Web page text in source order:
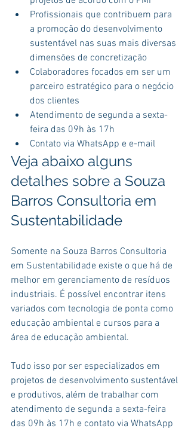
Profissionais que contribuem para
a promoção do desenvolvimento
sustentável nas suas mais diversas
dimensões de concretização
Colaboradores focados em ser um
parceiro estratégico para o negócio
dos clientes
Atendimento de segunda a sexta-
feira das 09h às 17h
Contato via WhatsApp e e-mail
Veja abaixo alguns
detalhes sobre a Souza
Barros Consultoria em
Sustentabilidade
Somente na Souza Barros Consultoria
em Sustentabilidade existe o que há de
melhor em gerenciamento de resíduos
industriais. É possível encontrar itens
variados com tecnologia de ponta como
educação ambiental e cursos para a
área de educação ambiental.
Tudo isso por ser especializados em
projetos de desenvolvimento sustentável
e produtivos, além de trabalhar com
atendimento de segunda a sexta-feira
das 09h às 17h e contato via WhatsApp